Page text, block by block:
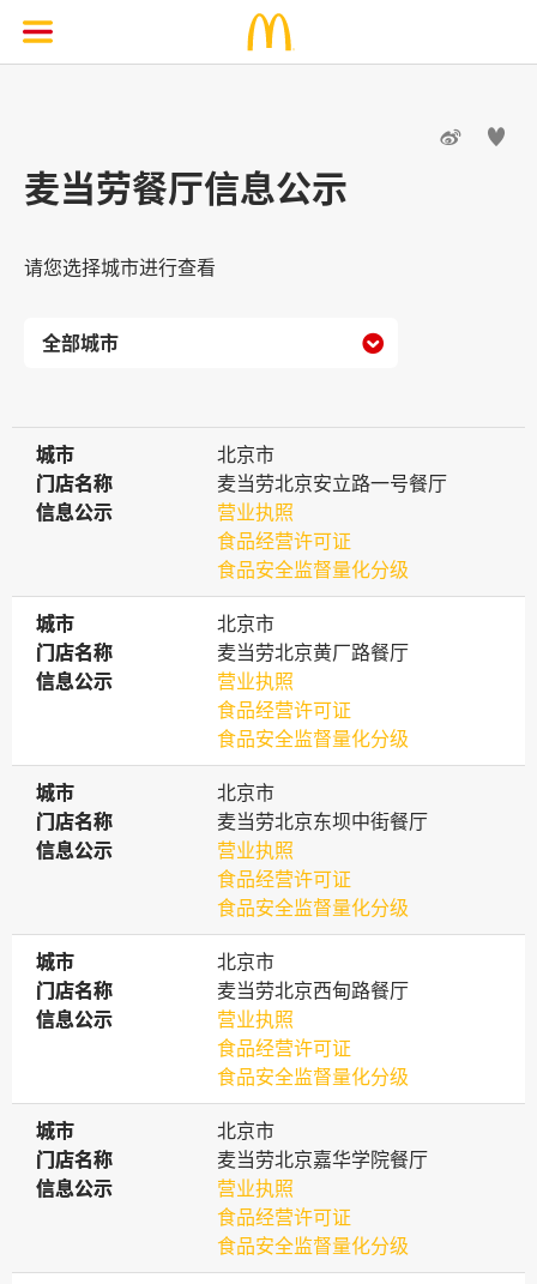
 
麦当劳餐厅信息公示
请您选择城市进行查看

城市
城市
北京市
门店名称
门店名称
麦当劳北京安立路一号餐厅
信息公示
信息公示
营业执照
食品经营许可证
食品安全监督量化分级
城市
城市
北京市
门店名称
门店名称
麦当劳北京黄厂路餐厅
信息公示
信息公示
营业执照
食品经营许可证
食品安全监督量化分级
城市
城市
北京市
门店名称
门店名称
麦当劳北京东坝中街餐厅
信息公示
信息公示
营业执照
食品经营许可证
食品安全监督量化分级
城市
城市
北京市
门店名称
门店名称
麦当劳北京西甸路餐厅
信息公示
信息公示
营业执照
食品经营许可证
食品安全监督量化分级
城市
城市
北京市
门店名称
门店名称
麦当劳北京嘉华学院餐厅
信息公示
信息公示
营业执照
食品经营许可证
食品安全监督量化分级